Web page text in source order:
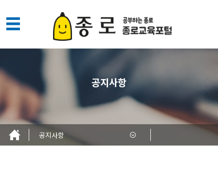
메
공지사항
공지사항